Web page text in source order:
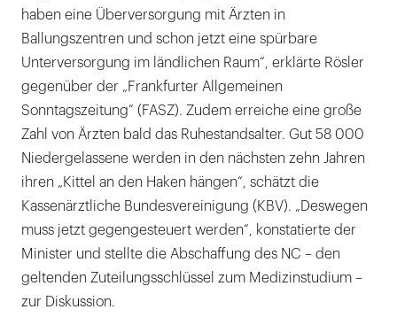
haben eine Überversorgung mit Ärzten in
Ballungszentren und schon jetzt eine spürbare
Unterversorgung im ländlichen Raum“, erklärte Rösler
gegenüber der „Frankfurter Allgemeinen
Sonntagszeitung“ (FASZ). Zudem erreiche eine große
Zahl von Ärzten bald das Ruhestandsalter. Gut 58 000
Niedergelassene werden in den nächsten zehn Jahren
ihren „Kittel an den Haken hängen“, schätzt die
Kassenärztliche Bundesvereinigung (KBV). „Deswegen
muss jetzt gegengesteuert werden“, konstatierte der
Minister und stellte die Abschaffung des NC – den
geltenden Zuteilungsschlüssel zum Medizinstudium –
zur Diskussion.